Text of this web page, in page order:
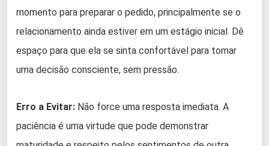
momento para preparar o pedido, principalmente se o
relacionamento ainda estiver em um estágio inicial. Dê
espaço para que ela se sinta confortável para tomar
uma decisão consciente, sem pressão.
Erro a Evitar: Não force uma resposta imediata. A
paciência é uma virtude que pode demonstrar